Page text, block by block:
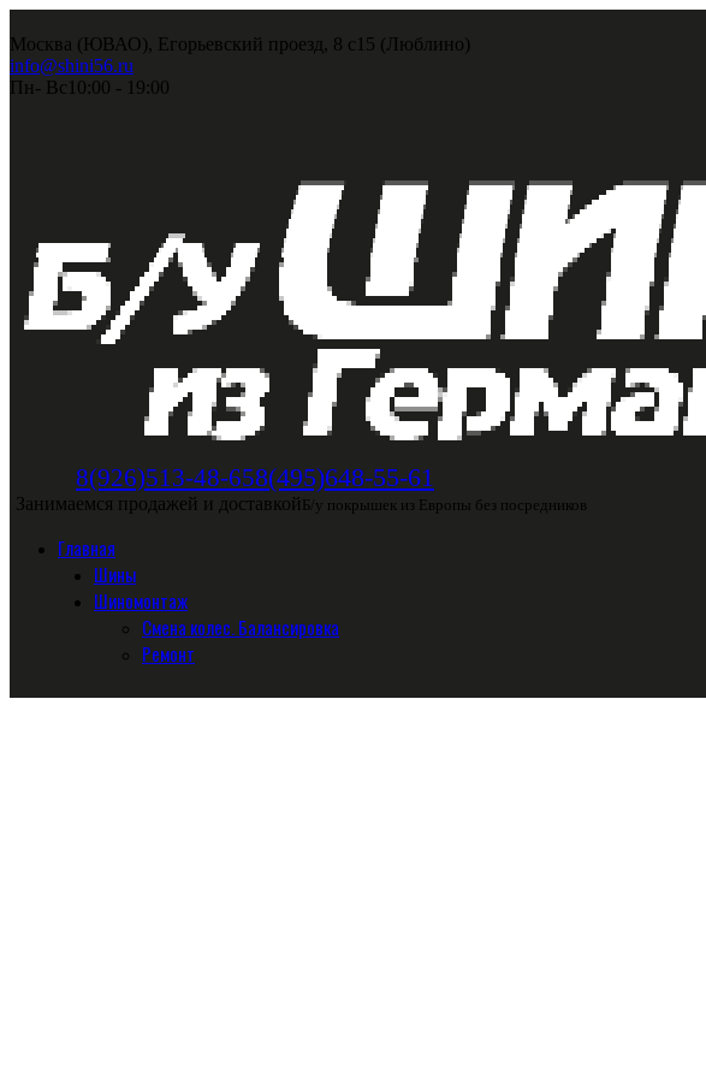
Москва (ЮВАО), Егорьевский проезд, 8 с15 (Люблино)
info@shini56.ru
Пн- Вс 10:00 - 19:00
8(926)513-48-658(495)648-55-61
Занимаемся продажей и доставкой Б/у покрышек из Европы без посредников
Главная
Шины
Шиномонтаж
Смена колес. Балансировка
Ремонт